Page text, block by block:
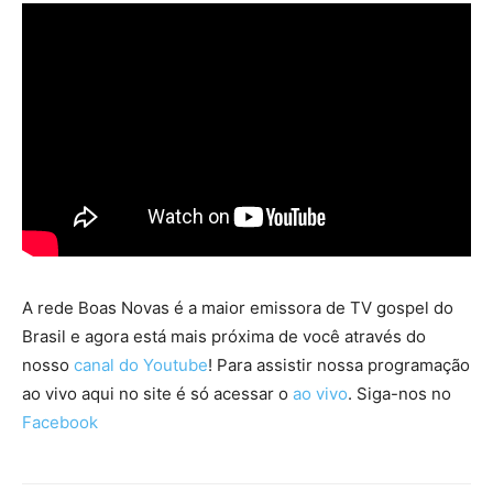
A rede Boas Novas é a maior emissora de TV gospel do
Brasil e agora está mais próxima de você através do
nosso canal do Youtube! Para assistir nossa programação
ao vivo aqui no site é só acessar o ao vivo. Siga-nos no
Facebook